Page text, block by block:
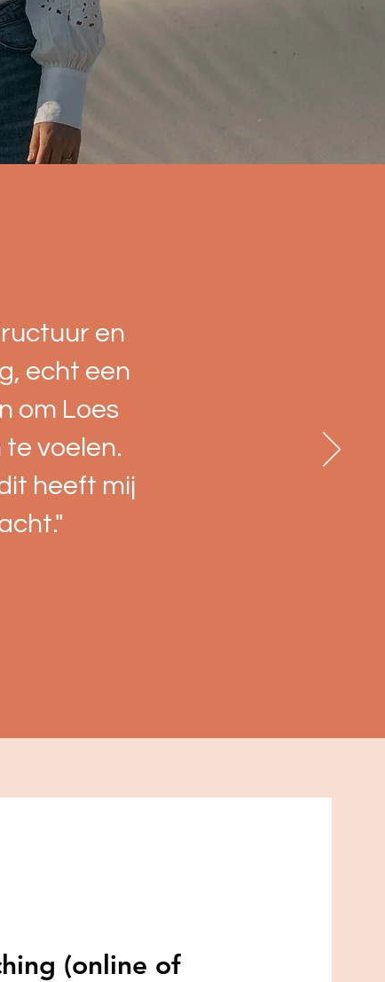
en
echt een
om Loes
voelen.
heeft mij
(online of